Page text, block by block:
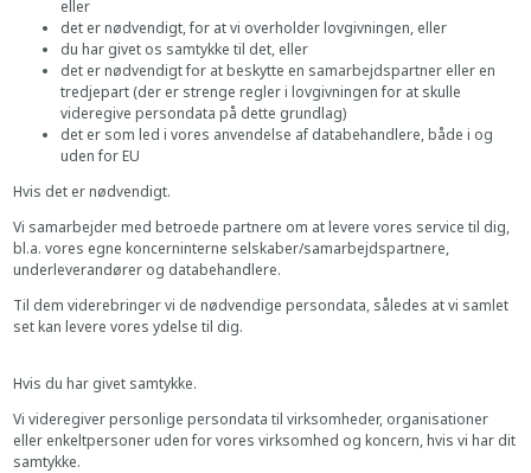
eller
det er nødvendigt, for at vi overholder lovgivningen, eller
du har givet os samtykke til det, eller
det er nødvendigt for at beskytte en samarbejdspartner eller en
tredjepart (der er strenge regler i lovgivningen for at skulle
videregive persondata på dette grundlag)
det er som led i vores anvendelse af databehandlere, både i og
uden for EU
Hvis det er nødvendigt.
Vi samarbejder med betroede partnere om at levere vores service til dig,
bl.a. vores egne koncerninterne selskaber/samarbejdspartnere,
underleverandører og databehandlere.
Til dem viderebringer vi de nødvendige persondata, således at vi samlet
set kan levere vores ydelse til dig.
Hvis du har givet samtykke.
Vi videregiver personlige persondata til virksomheder, organisationer
eller enkeltpersoner uden for vores virksomhed og koncern, hvis vi har dit
samtykke.